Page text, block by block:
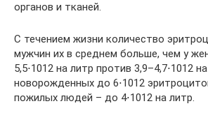
органов и тканей.
С течением жизни количество
мужчин их в среднем больше, чем у
5,5⋅1012 на литр против 3,9–4,7⋅1012
новорожденных до 6⋅1012
пожилых людей – до 4⋅1012 на литр.